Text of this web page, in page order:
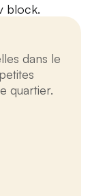
block.
dans le
quartier.